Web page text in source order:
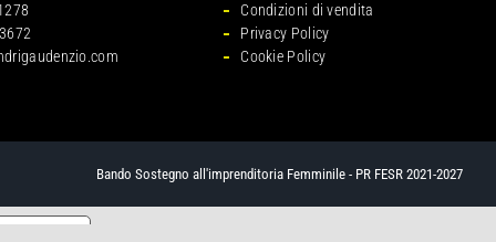
Condizioni di vendita
Privacy Policy
Cookie Policy
Bando Sostegno all'imprenditoria Femminile - PR FESR 2021-2027